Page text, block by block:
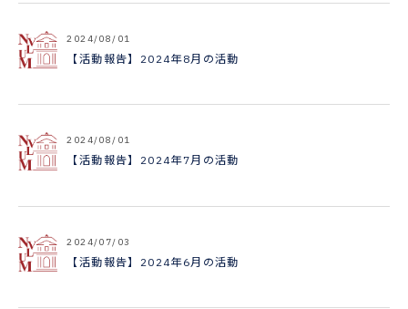
2024/08/01
【活動報告】2024年8月の活動
2024/08/01
【活動報告】2024年7月の活動
2024/07/03
【活動報告】2024年6月の活動